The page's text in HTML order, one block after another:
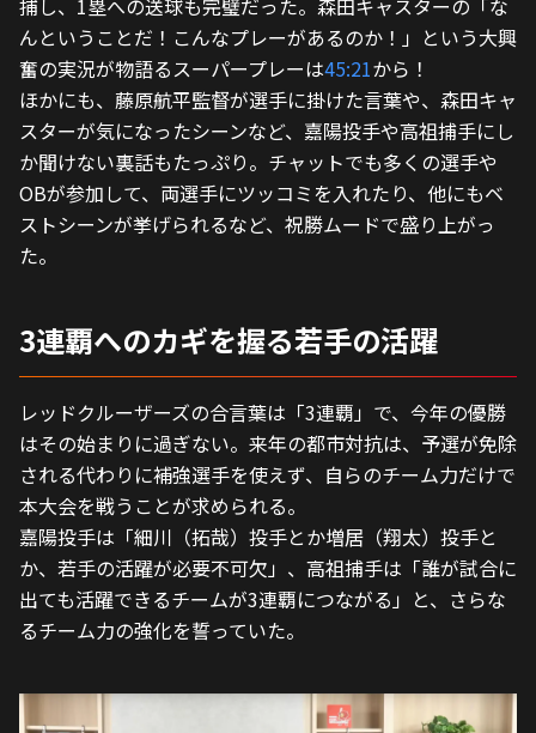
捕し、1塁への送球も完璧だった。森田キャスターの「な
んということだ！こんなプレーがあるのか！」という大興
奮の実況が物語るスーパープレーは45:21から！
ほかにも、藤原航平監督が選手に掛けた言葉や、森田キャ
スターが気になったシーンなど、嘉陽投手や高祖捕手にし
か聞けない裏話もたっぷり。チャットでも多くの選手や
OBが参加して、両選手にツッコミを入れたり、他にもベ
ストシーンが挙げられるなど、祝勝ムードで盛り上がっ
た。
3連覇へのカギを握る若手の活躍
レッドクルーザーズの合言葉は「3連覇」で、今年の優勝
はその始まりに過ぎない。来年の都市対抗は、予選が免除
される代わりに補強選手を使えず、自らのチーム力だけで
本大会を戦うことが求められる。
嘉陽投手は「細川（拓哉）投手とか増居（翔太）投手と
か、若手の活躍が必要不可欠」、高祖捕手は「誰が試合に
出ても活躍できるチームが3連覇につながる」と、さらな
るチーム力の強化を誓っていた。